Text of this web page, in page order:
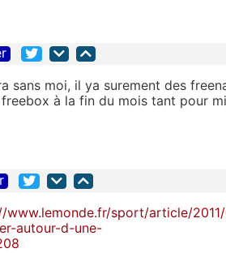
sans moi, il ya surement des
à la fin du mois tant pour
www.lemonde.fr/sport/article/
autour-d-une-